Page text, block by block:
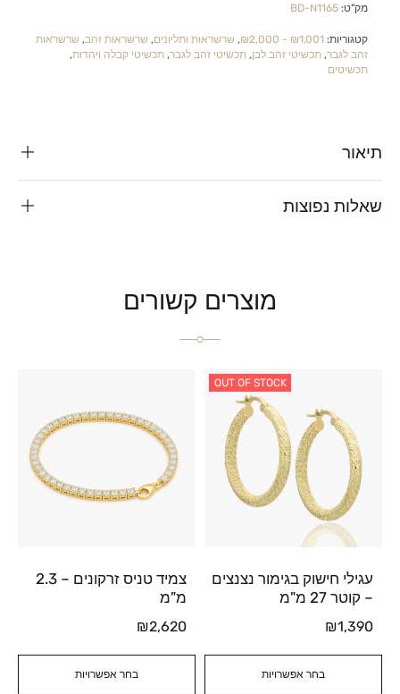
מק"ט:BD-N1165
קטגוריות: ₪1,001 - ₪2,000
, שרשראות ותליונים, שרשראות זהב, שרשראות
זהב לגבר,תכשיטי זהב לבן,תכשיטי זהב לגבר,תכשיטי קבלה ויהדות,
תכשיטים
תיאור
שאלות נפוצות
מוצרים קשורים
OUT OF STOCK
בחר אפשרויות
עגילי חישוק בגימור נצנצים
– קוטר 27 מ"מ
₪1,390
בחר אפשרויות
צמיד טניס זרקונים – 2.3
מ"מ
₪2,620